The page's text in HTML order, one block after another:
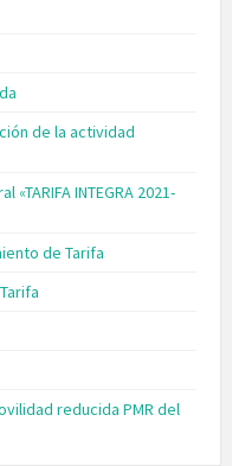
de la actividad
INTEGRA 2021-
de Tarifa
reducida PMR del